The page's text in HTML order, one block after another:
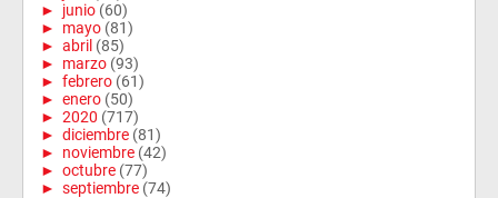
► junio (60)
► mayo (81)
► abril (85)
► marzo (93)
► febrero (61)
► enero (50)
► 2020 (717)
► diciembre (81)
► noviembre (42)
► octubre (77)
► septiembre (74)